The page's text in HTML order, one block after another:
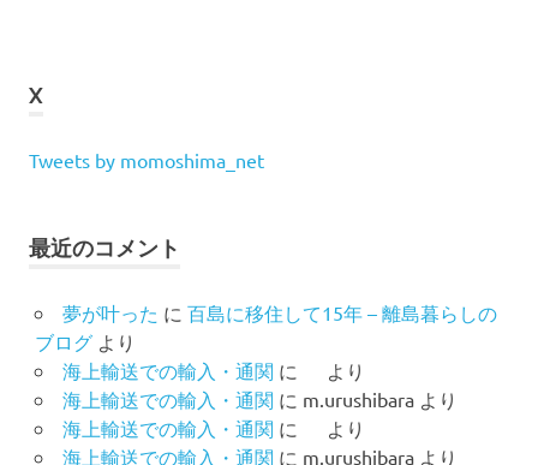
X
Tweets by momoshima_net
最近のコメント
夢が叶った に 百島に移住して15年 – 離島暮らしの
ブログより
海上輸送での輸入・通関 に
より
海上輸送での輸入・通関 に m.urushibaraより
海上輸送での輸入・通関 に
より
海上輸送での輸入・通関 に m.urushibaraより